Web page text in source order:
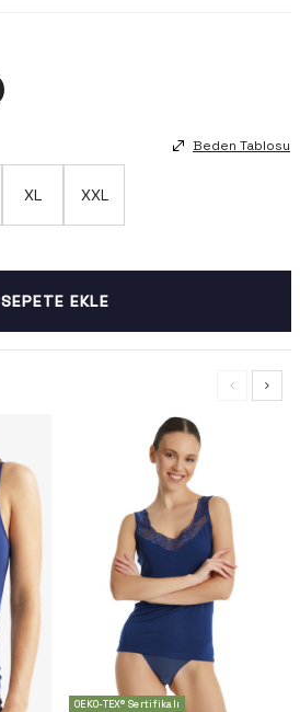
Beden Tablosu
XL XXL
SEPETE EKLE
OEKO-TEX® Sertifikalı